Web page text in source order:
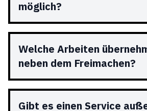
möglich?
Welche Arbeiten
neben dem Freimachen?
Gibt es einen Service